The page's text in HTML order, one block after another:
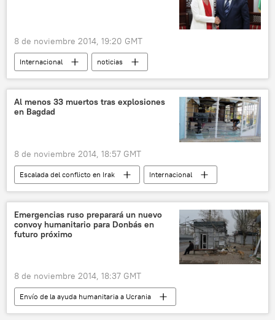
8 de noviembre 2014, 19:20 GMT
Internacional noticias
Al menos 33 muertos tras explosiones
en Bagdad
8 de noviembre 2014, 18:57 GMT
Escalada del conflicto en Irak
Internacional
noticias
Emergencias ruso preparará un nuevo
convoy humanitario para Donbás en
futuro próximo
8 de noviembre 2014, 18:37 GMT
Envío de la ayuda humanitaria a Ucrania
Internacional
noticias